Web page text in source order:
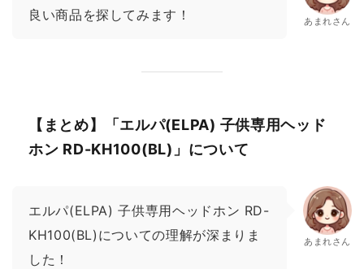
良い商品を探してみます！
あまれさん
【まとめ】「エルパ(ELPA) 子供専用ヘッド
ホン RD-KH100(BL)」について
エルパ(ELPA) 子供専用ヘッドホン RD-
KH100(BL)についての理解が深まりま
した！
あまれさん